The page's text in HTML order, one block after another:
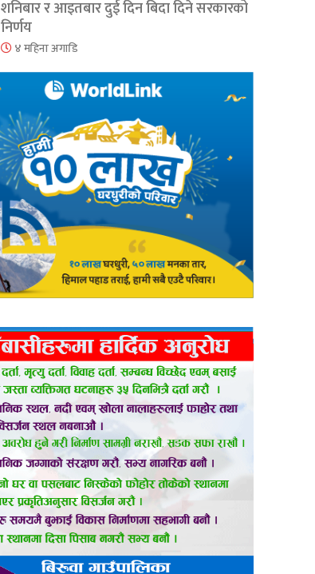
शनिबार र आइतबार दुई दिन बिदा दिने सरकारको
निर्णय
४ महिना अगाडि